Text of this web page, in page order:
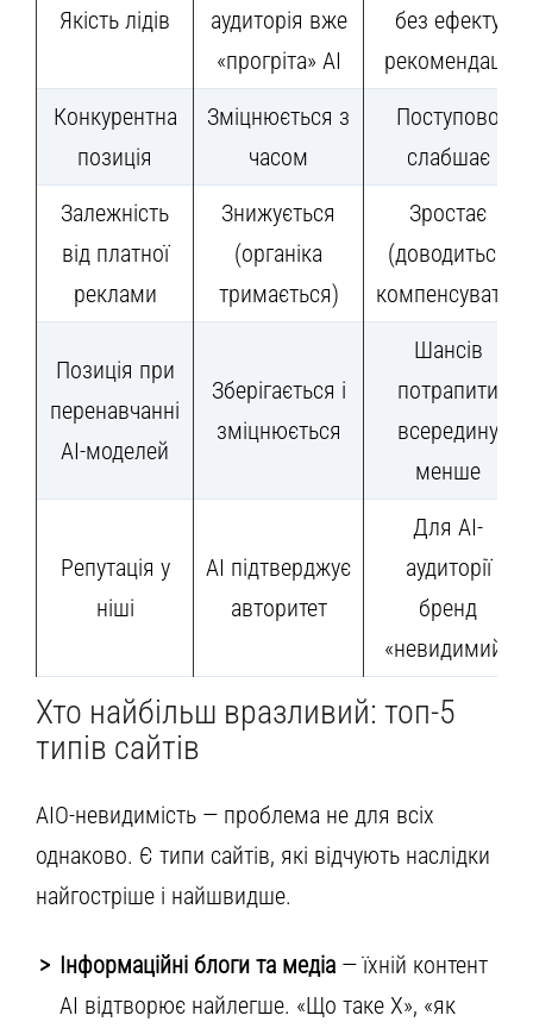
Якість лідів
аудиторія вже
«прогріта» AI
без ефекту
рекомендації
Конкурентна
позиція
Зміцнюється з
часом
Поступово
слабшає
Залежність
від платної
реклами
Знижується
(органіка
тримається)
Зростає
(доводиться
компенсувати)
Позиція при
перенавчанні
AI-моделей
Зберігається і
зміцнюється
Шансів
потрапити
всередину
менше
Репутація у
ніші
AI підтверджує
авторитет
Для AI-
аудиторії
бренд
«невидимий»
Хто найбільш вразливий: топ-5
типів сайтів
AIO-невидимість — проблема не для всіх
однаково. Є типи сайтів, які відчують наслідки
найгостріше і найшвидше.
Інформаційні блоги та медіа — їхній контент
AI відтворює найлегше. «Що таке X», «як